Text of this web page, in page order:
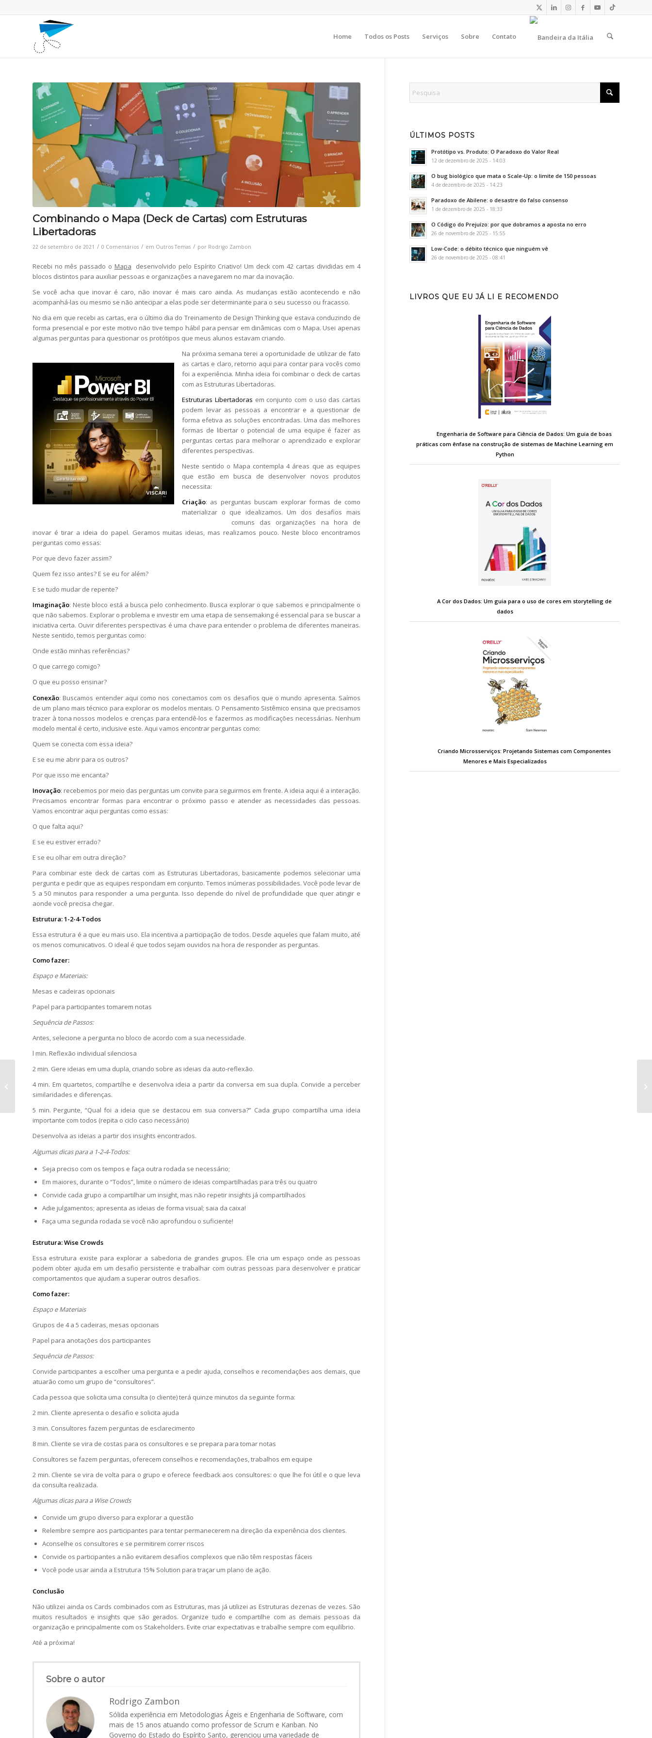
Home Todos os Posts Serviços Sobre Contato
Combinando o Mapa (Deck de Cartas) com Estruturas
Libertadoras
22 de setembro de 2021 / 0 Comentários / em Outros Temas / por Rodrigo Zambon
Recebi no mês passado o Mapa desenvolvido pelo Espírito Criativo! Um deck com 42 cartas divididas em 4
blocos distintos para auxiliar pessoas e organizações a navegarem no mar da inovação.
Se você acha que inovar é caro, não inovar é mais caro ainda. As mudanças estão acontecendo e não
acompanhá-las ou mesmo se não antecipar a elas pode ser determinante para o seu sucesso ou fracasso.
No dia em que recebi as cartas, era o último dia do Treinamento de Design Thinking que estava conduzindo de
forma presencial e por este motivo não tive tempo hábil para pensar em dinâmicas com o Mapa. Usei apenas
algumas perguntas para questionar os protótipos que meus alunos estavam criando.
Na próxima semana terei a oportunidade de utilizar de fato
as cartas e claro, retorno aqui para contar para vocês como
foi a experiência. Minha ideia foi combinar o deck de cartas
com as Estruturas Libertadoras.
Estruturas Libertadoras em conjunto com o uso das cartas
podem levar as pessoas a encontrar e a questionar de
forma efetiva as soluções encontradas. Uma das melhores
formas de libertar o potencial de uma equipe é fazer as
perguntas certas para melhorar o aprendizado e explorar
diferentes perspectivas.
Neste sentido o Mapa contempla 4 áreas que as equipes
que estão em busca de desenvolver novos produtos
necessita:
Criação: as perguntas buscam explorar formas de como
materializar o que idealizamos. Um dos desafios mais
comuns das organizações na hora de
inovar é tirar a ideia do papel. Geramos muitas ideias, mas realizamos pouco. Neste bloco encontramos
perguntas como essas:
Por que devo fazer assim?
Quem fez isso antes? E se eu for além?
E se tudo mudar de repente?
Imaginação: Neste bloco está a busca pelo conhecimento. Busca explorar o que sabemos e principalmente o
que não sabemos. Explorar o problema e investir em uma etapa de sensemaking é essencial para se buscar a
iniciativa certa. Ouvir diferentes perspectivas é uma chave para entender o problema de diferentes maneiras.
Neste sentido, temos perguntas como:
Onde estão minhas referências?
O que carrego comigo?
O que eu posso ensinar?
Conexão: Buscamos entender aqui como nos conectamos com os desafios que o mundo apresenta. Saímos
de um plano mais técnico para explorar os modelos mentais. O Pensamento Sistêmico ensina que precisamos
trazer à tona nossos modelos e crenças para entendê-los e fazermos as modificações necessárias. Nenhum
modelo mental é certo, inclusive este. Aqui vamos encontrar perguntas como:
Quem se conecta com essa ideia?
E se eu me abrir para os outros?
Por que isso me encanta?
Inovação: recebemos por meio das perguntas um convite para seguirmos em frente. A ideia aqui é a interação.
Precisamos encontrar formas para encontrar o próximo passo e atender as necessidades das pessoas.
Vamos encontrar aqui perguntas como essas:
O que falta aqui?
E se eu estiver errado?
E se eu olhar em outra direção?
Para combinar este deck de cartas com as Estruturas Libertadoras, basicamente podemos selecionar uma
pergunta e pedir que as equipes respondam em conjunto. Temos inúmeras possibilidades. Você pode levar de
5 a 50 minutos para responder a uma pergunta. Isso depende do nível de profundidade que quer atingir e
aonde você precisa chegar.
Estrutura:1-2-4-Todos
Essa estrutura é a que eu mais uso. Ela incentiva a participação de todos. Desde aqueles que falam muito, até
os menos comunicativos. O ideal é que todos sejam ouvidos na hora de responder as perguntas.
Como fazer:
Espaço e Materiais:
Mesas e cadeiras opcionais
Papel para participantes tomarem notas
Sequência de Passos:
Antes, selecione a pergunta no bloco de acordo com a sua necessidade.
l min. Reflexão individual silenciosa
2 min. Gere ideias em uma dupla, criando sobre as ideias da auto-reflexão.
4 min. Em quartetos, compartilhe e desenvolva ideia a partir da conversa em sua dupla. Convide a perceber
similaridades e diferenças.
5 min. Pergunte, “Qual foi a ideia que se destacou em sua conversa?” Cada grupo compartilha uma ideia
importante com todos (repita o ciclo caso necessário)
Desenvolva as ideias a partir dos insights encontrados.
Algumas dicas para a 1-2-4-Todos:
Seja preciso com os tempos e faça outra rodada se necessário;
Em maiores, durante o “Todos”, limite o número de ideias compartilhadas para três ou quatro
Convide cada grupo a compartilhar um insight, mas não repetir insights já compartilhados
Adie julgamentos; apresenta as ideias de forma visual; saia da caixa!
Faça uma segunda rodada se você não aprofundou o suficiente!
Estrutura: Wise Crowds
Essa estrutura existe para explorar a sabedoria de grandes grupos. Ele cria um espaço onde as pessoas
podem obter ajuda em um desafio persistente e trabalhar com outras pessoas para desenvolver e praticar
comportamentos que ajudam a superar outros desafios.
Como fazer:
Espaço e Materiais
Grupos de 4 a 5 cadeiras, mesas opcionais
Papel para anotações dos participantes
Sequência de Passos:
Convide participantes a escolher uma pergunta e a pedir ajuda, conselhos e recomendações aos demais, que
atuarão como um grupo de “consultores”.
Cada pessoa que solicita uma consulta (o cliente) terá quinze minutos da seguinte forma:
2 min. Cliente apresenta o desafio e solicita ajuda
3 min. Consultores fazem perguntas de esclarecimento
8 min. Cliente se vira de costas para os consultores e se prepara para tomar notas
Consultores se fazem perguntas, oferecem conselhos e recomendações, trabalhos em equipe
2 min. Cliente se vira de volta para o grupo e oferece feedback aos consultores: o que lhe foi útil e o que leva
da consulta realizada.
Algumas dicas para a Wise Crowds
Convide um grupo diverso para explorar a questão
Relembre sempre aos participantes para tentar permanecerem na direção da experiência dos clientes.
Aconselhe os consultores e se permitirem correr riscos
Convide os participantes a não evitarem desafios complexos que não têm respostas fáceis
Você pode usar ainda a Estrutura 15% Solution para traçar um plano de ação.
Conclusão
Não utilizei ainda os Cards combinados com as Estruturas, mas já utilizei as Estruturas dezenas de vezes. São
muitos resultados e insights que são gerados. Organize tudo e compartilhe com as demais pessoas da
organização e principalmente com os Stakeholders. Evite criar expectativas e trabalhe sempre com equilíbrio.
Até a próxima!
Sobre o autor
Rodrigo Zambon
Sólida experiência em Metodologias Ágeis e Engenharia de Software, com
mais de 15 anos atuando como professor de Scrum e Kanban. No
Governo do Estado do Espírito Santo, gerenciou uma variedade de
ÚLTIMOS POSTS
Protótipo vs. Produto: O Paradoxo do Valor Real
12 de dezembro de 2025 - 14:03
O bug biológico que mata o Scale-Up: o limite de 150 pessoas
4 de dezembro de 2025 - 14:23
Paradoxo de Abilene: o desastre do falso consenso
1 de dezembro de 2025 - 18:33
O Código do Prejuízo: por que dobramos a aposta no erro
26 de novembro de 2025 - 15:55
Low-Code: o débito técnico que ninguém vê
26 de novembro de 2025 - 08:41
LIVROS QUE EU JÁ LI E RECOMENDO
Engenharia de Software para Ciência de Dados: Um guia de boas
práticas com ênfase na construção de sistemas de Machine Learning em
Python
A Cor dos Dados: Um guia para o uso de cores em storytelling de
dados
Criando Microsserviços: Projetando Sistemas com Componentes
Menores e Mais Especializados
Como chegar neste
equilíbrio: Variedade
do Ambiente =
Organizaci...